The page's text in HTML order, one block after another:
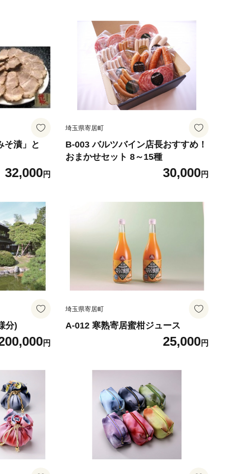
そ漬」と
32,000円
埼玉県寄居町
B-003 バルツバイン店長おすすめ！
おまかせセット 8～15種
30,000円
分)
円
埼玉県寄居町
A-012 寒熟寄居蜜柑ジュース
25,000円